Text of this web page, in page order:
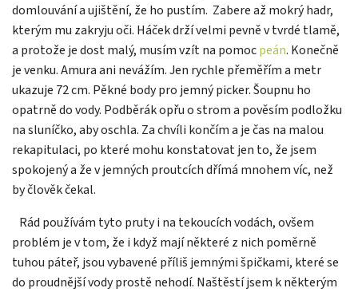
domlouvání a ujištění, že ho pustím. Zabere až mokrý hadr,
kterým mu zakryju oči. Háček drží velmi pevně v tvrdé tlamě,
a protože je dost malý, musím vzít na pomocpeán. Konečně
je venku. Amura ani nevážím. Jen rychle přeměřím a metr
ukazuje 72 cm. Pěkné body pro jemný picker. Šoupnu ho
opatrně do vody. Podběrák opřu o strom a pověsím podložku
na sluníčko, aby oschla. Za chvíli končím a je čas na malou
rekapitulaci, po které mohu konstatovat jen to, že jsem
spokojený a že v jemných proutcích dřímá mnohem víc, než
by člověk čekal.
Rád používám tyto pruty i na tekoucích vodách, ovšem
problém je v tom, že i když mají některé z nich poměrně
tuhou páteř, jsou vybavené příliš jemnými špičkami, které se
do proudnější vody prostě nehodí. Naštěstí jsem k některým